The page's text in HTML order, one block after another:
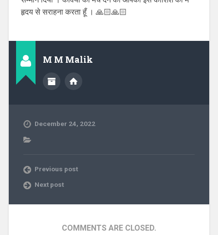
हृदय से सराहना करता हूँ । 🙏🏻🙏🏻
M M Malik
December 24, 2022
Previous post
Next post
COMMENTS ARE CLOSED.